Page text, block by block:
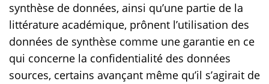
synthèse de données, ainsi qu’une partie de la
littérature académique, prônent l’utilisation des
données de synthèse comme une garantie en ce
qui concerne la confidentialité des données
sources, certains avançant même qu’il s’agirait de